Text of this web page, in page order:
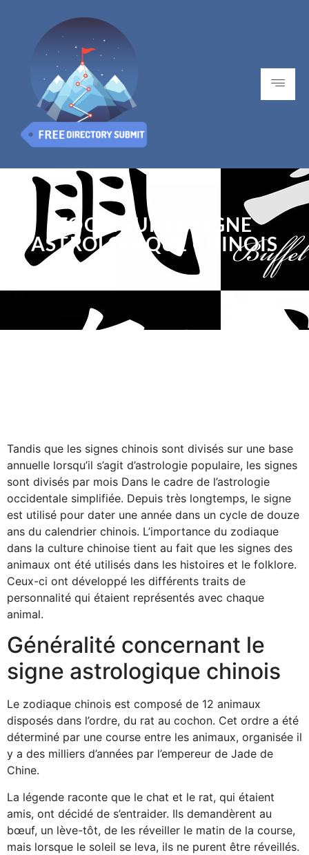
ZOOM SUR LE SIGNE
ASTROLOGIQUE CHINOIS
Tandis que les signes chinois sont divisés sur une base
annuelle lorsqu’il s’agit d’astrologie populaire, les signes
sont divisés par mois Dans le cadre de l’astrologie
occidentale simplifiée. Depuis très longtemps, le signe
est utilisé pour dater une année dans un cycle de douze
ans du calendrier chinois. L’importance du zodiaque
dans la culture chinoise tient au fait que les signes des
animaux ont été utilisés dans les histoires et le folklore.
Ceux-ci ont développé les différents traits de
personnalité qui étaient représentés avec chaque
animal.
Généralité concernant le
signe astrologique chinois
Le zodiaque chinois est composé de 12 animaux
disposés dans l’ordre, du rat au cochon. Cet ordre a été
déterminé par une course entre les animaux, organisée il
y a des milliers d’années par l’empereur de Jade de
Chine.
La légende raconte que le chat et le rat, qui étaient
amis, ont décidé de s’entraider. Ils demandèrent au
bœuf, un lève-tôt, de les réveiller le matin de la course,
mais lorsque le soleil se leva, ils ne purent être réveillés.